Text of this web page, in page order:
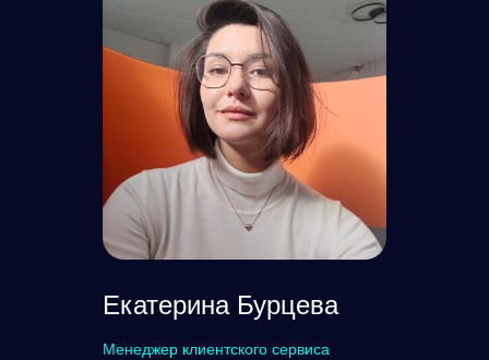
Екатерина Бурцева
Менеджер клиентского сервиса